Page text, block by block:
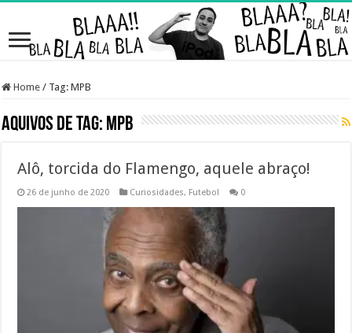
Home / Tag:MPB
Aquivos de Tag: MPB
Alô, torcida do Flamengo, aquele abraço!
26 de junho de 2020 Curiosidades, Futebol 0